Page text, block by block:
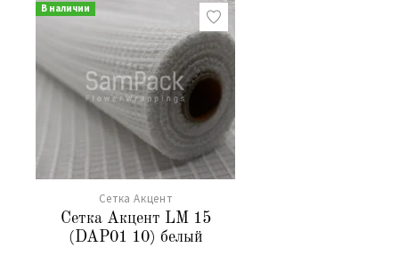
В наличии
Сетка Акцент
Сетка Акцент LM 15
(DAP01 10) белый